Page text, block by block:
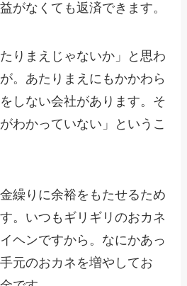
がなくても返済できます。
りまえじゃないか」と思わ
。あたりまえにもかかわら
しない会社があります。そ
わかっていない」というこ
繰りに余裕をもたせるため
。いつもギリギリのおカネ
ヘンですから。なにかあっ
元のおカネを増やしてお